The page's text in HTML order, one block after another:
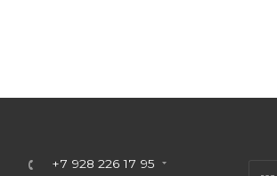
+7 928 226 17 95